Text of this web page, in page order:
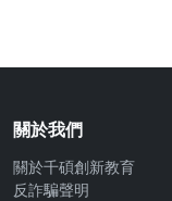
關於我們
關於千碩創新教育
反詐騙聲明